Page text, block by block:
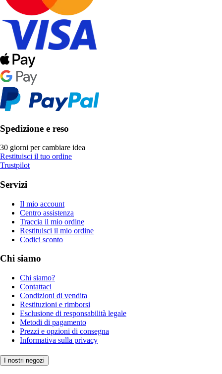
Spedizione e reso
30 giorni per cambiare idea
Restituisci il tuo ordine
Trustpilot
Servizi
Il mio account
Centro assistenza
Traccia il mio ordine
Restituisci il mio ordine
Codici sconto
Chi siamo
Chi siamo?
Contattaci
Condizioni di vendita
Restituzioni e rimborsi
Esclusione di responsabilità legale
Metodi di pagamento
Prezzi e opzioni di consegna
Informativa sulla privacy
I nostri negozi